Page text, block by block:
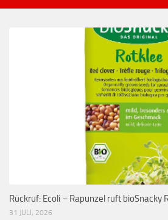
Rückruf: Ecoli – Rapunzel ruft bioSnacky
31 JULI, 2026